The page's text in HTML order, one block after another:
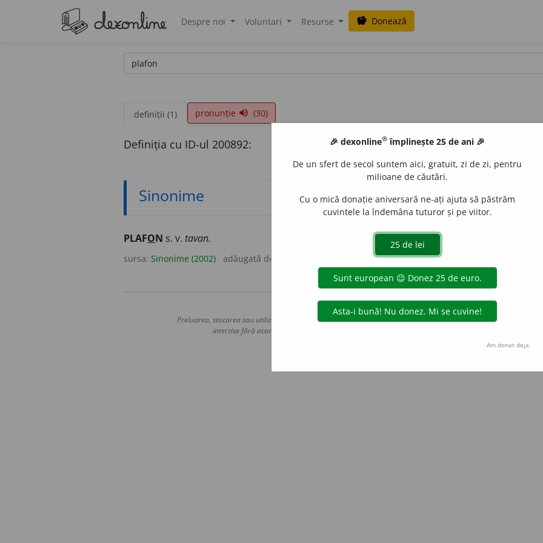
Despre noi Voluntari Resurse savings Donează
definiții (1) pronunție volume_up (30)
Definiția cu ID-ul 200892:
Sinonime
PLAFON s. v. tavan.
sursa: Sinonime (2002) adăugată de
Copyright © 2004-2026 dexonline (https://dexonline.ro)
Preluarea, stocarea sau utilizarea datelor de pe acest site, inclusiv prin orice metode de extragere automată
interzise fără acordul nostru prealabil scris, cu excepția seturilor de date oferite oficial spre utilizare
Hosterion
🎉 dexonline® împlinește 25 de ani 🎉
De un sfert de secol suntem aici, gratuit, zi de zi, pentru
milioane de căutări.
Cu o mică donație aniversară ne-ați ajuta să păstrăm
cuvintele la îndemâna tuturor și pe viitor.
Am donat deja.